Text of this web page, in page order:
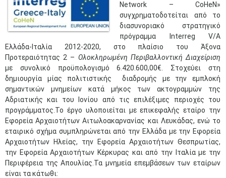
Network – CoHeN»
συγχρηματοδοτείται από το
διασυνοριακό στρατηγικό
πρόγραμμα Interreg V/A
Ελλάδα-Ιταλία 2012-2020, στο πλαίσιο του Άξονα
Προτεραιότητας 2 – Ολοκληρωμένη Περιβαλλοντική Διαχείριση
με συνολικό προϋπολογισμό 6.420.600,00€. Στοχεύει στη
δημιουργία μίας πολιτιστικής διαδρομής με την εμπλοκή
σημαντικών μνημείων κατά μήκος των ακτογραμμών της
Αδριατικής και του Ιονίου από τις επιλέξιμες περιοχές του
προγράμματος.Το έργο υλοποιείται με επικεφαλής εταίρο την
Εφορεία Αρχαιοτήτων Αιτωλοακαρνανίας και Λευκάδας, ενώ το
εταιρικό σχήμα συμπληρώνεται από την Ελλάδα με την Εφορεία
Αρχαιοτήτων Ηλείας, την Εφορεία Αρχαιοτήτων Θεσπρωτίας,
την Εφορεία Αρχαιοτήτων Κέρκυρας και από την Ιταλία με την
Περιφέρεια της Απουλίας.Τα μνημεία επεμβάσεων των εταίρων
είναι τα κάτωθι: